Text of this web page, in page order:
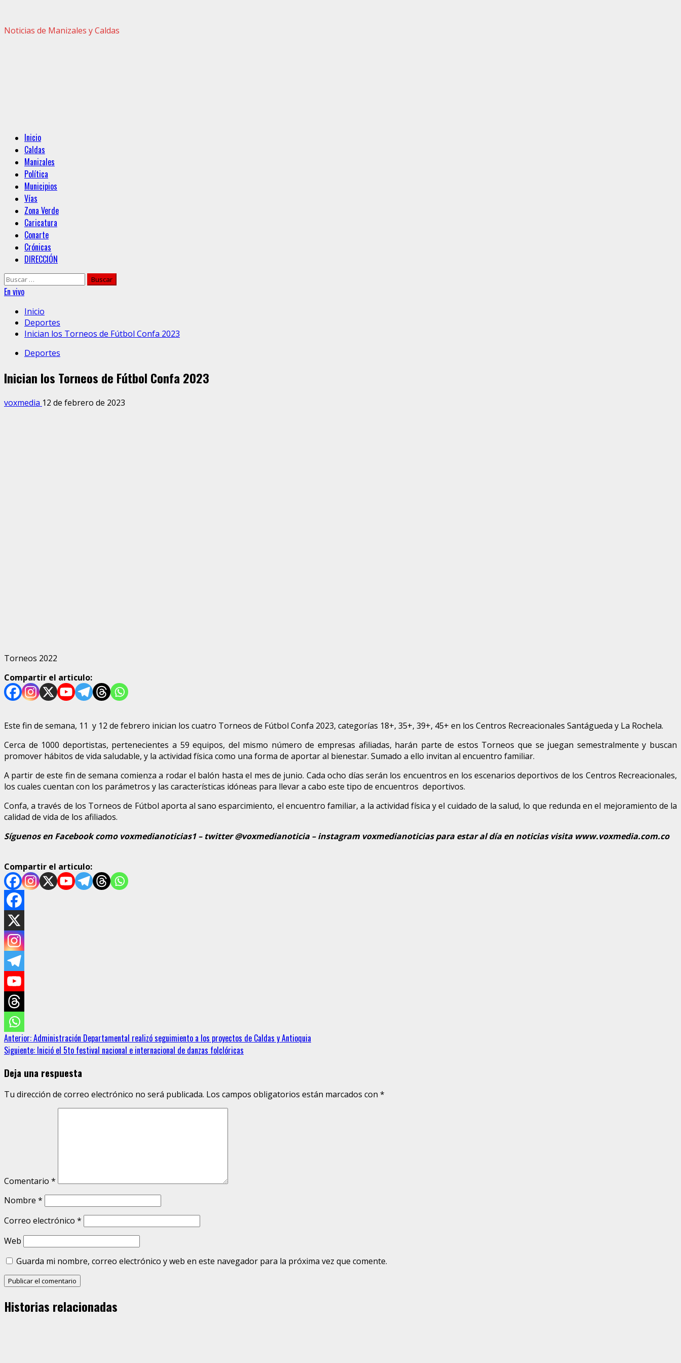
Noticias de Manizales y Caldas
Menú
principal
Inicio
Caldas
Manizales
Política
Municipios
Vías
Zona Verde
Caricatura
Conarte
Crónicas
DIRECCIÓN
Buscar:
En vivo
Inicio
Deportes
Inician los Torneos de Fútbol Confa 2023
Deportes
Inician los Torneos de Fútbol Confa 2023
voxmedia 12 de febrero de 2023
Torneos 2022
Compartir el articulo:
Este fin de semana, 11 y 12 de febrero inician los cuatro Torneos de Fútbol Confa 2023, categorías 18+, 35+, 39+, 45+ en los Centros Recreacionales Santágueda y La Rochela.
Cerca de 1000 deportistas, pertenecientes a 59 equipos, del mismo número de empresas afiliadas, harán parte de estos Torneos que se juegan semestralmente y buscan
promover hábitos de vida saludable, y la actividad física como una forma de aportar al bienestar. Sumado a ello invitan al encuentro familiar.
A partir de este fin de semana comienza a rodar el balón hasta el mes de junio. Cada ocho días serán los encuentros en los escenarios deportivos de los Centros Recreacionales,
los cuales cuentan con los parámetros y las características idóneas para llevar a cabo este tipo de encuentros deportivos.
Confa, a través de los Torneos de Fútbol aporta al sano esparcimiento, el encuentro familiar, a la actividad física y el cuidado de la salud, lo que redunda en el mejoramiento de la
calidad de vida de los afiliados.
Síguenos en Facebook como voxmedianoticias1 – twitter @voxmedianoticia – instagram voxmedianoticias para estar al día en noticias visita www.voxmedia.com.co
Compartir el articulo:
Sigue
leyendo
Anterior:Administración Departamental realizó seguimiento a los proyectos de Caldas y Antioquia
Siguiente: Inició el 5to festival nacional e internacional de danzas folclóricas
Deja una respuesta
Tu dirección de correo electrónico no será publicada. Los campos obligatorios están marcados con *
Comentario *
Nombre *
Correo electrónico *
Web
Guarda mi nombre, correo electrónico y web en este navegador para la próxima vez que comente.
Historias relacionadas